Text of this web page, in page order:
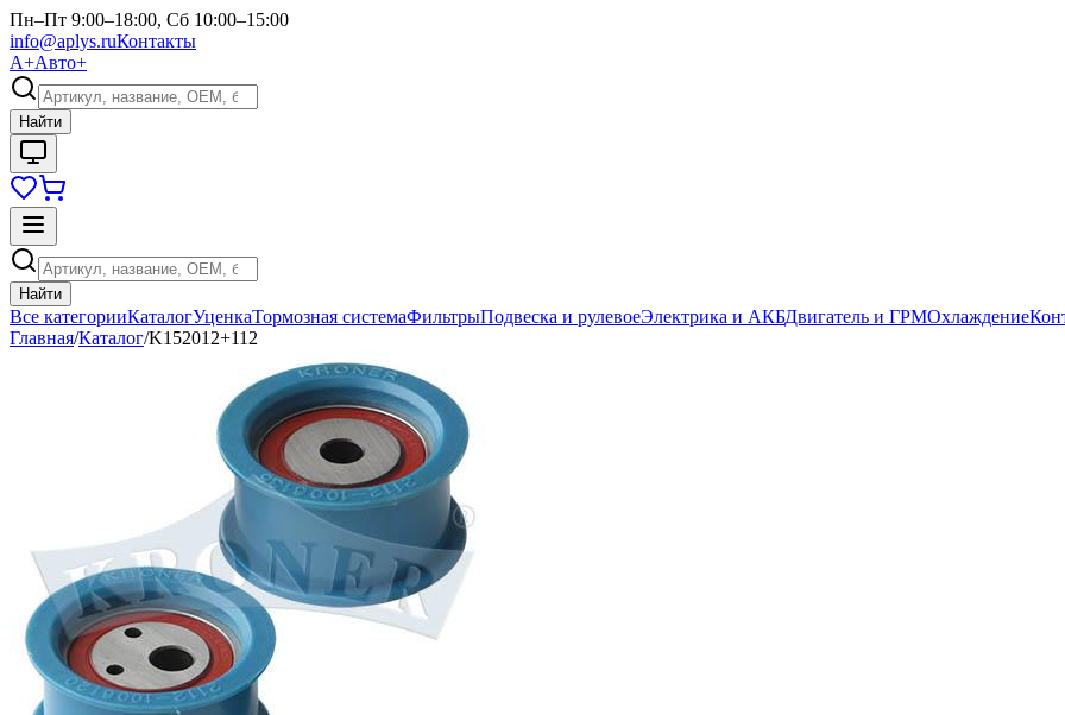
Пн–Пт 9:00–18:00, Сб 10:00–15:00
info@aplys.ruКонтакты
А+Авто+
Найти
Найти
Все категорииКаталогУценкаТормозная системаФильтрыПодвеска и рулевоеЭлектрика и АКБДвигатель и ГРМОхлаждение
Главная/Каталог/K152012+112